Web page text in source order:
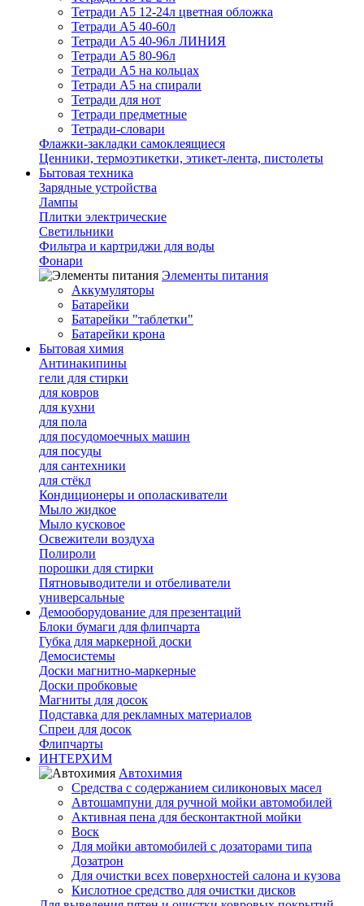
Тетради А5 12-24л цветная обложка
Тетради А5 40-60л
Тетради А5 40-96л ЛИНИЯ
Тетради А5 80-96л
Тетради А5 на кольцах
Тетради А5 на спирали
Тетради для нот
Тетради предметные
Тетради-словари
Флажки-закладки самоклеящиеся
Ценники, термоэтикетки, этикет-лента, пистолеты
Бытовая техника
Зарядные устройства
Лампы
Плитки электрические
Светильники
Фильтра и картриджи для воды
Фонари
Элементы питания
Аккумуляторы
Батарейки
Батарейки "таблетки"
Батарейки крона
Бытовая химия
Антинакипины
гели для стирки
для ковров
для кухни
для пола
для посудомоечных машин
для посуды
для сантехники
для стёкл
Кондиционеры и ополаскиватели
Мыло жидкое
Мыло кусковое
Освежители воздуха
Полироли
порошки для стирки
Пятновыводители и отбеливатели
универсальные
Демооборудование для презентаций
Блоки бумаги для флипчарта
Губка для маркерной доски
Демосистемы
Доски магнитно-маркерные
Доски пробковые
Магниты для досок
Подставка для рекламных материалов
Спреи для досок
Флипчарты
ИНТЕРХИМ
Автохимия
Cредства с содержанием силиконовых масел
Автошампуни для ручной мойки автомобилей
Активная пена для бесконтактной мойки
Воск
Для мойки автомобилей с дозаторами типа
Дозатрон
Для очистки всех поверхностей салона и кузова
Кислотное средство для очистки дисков